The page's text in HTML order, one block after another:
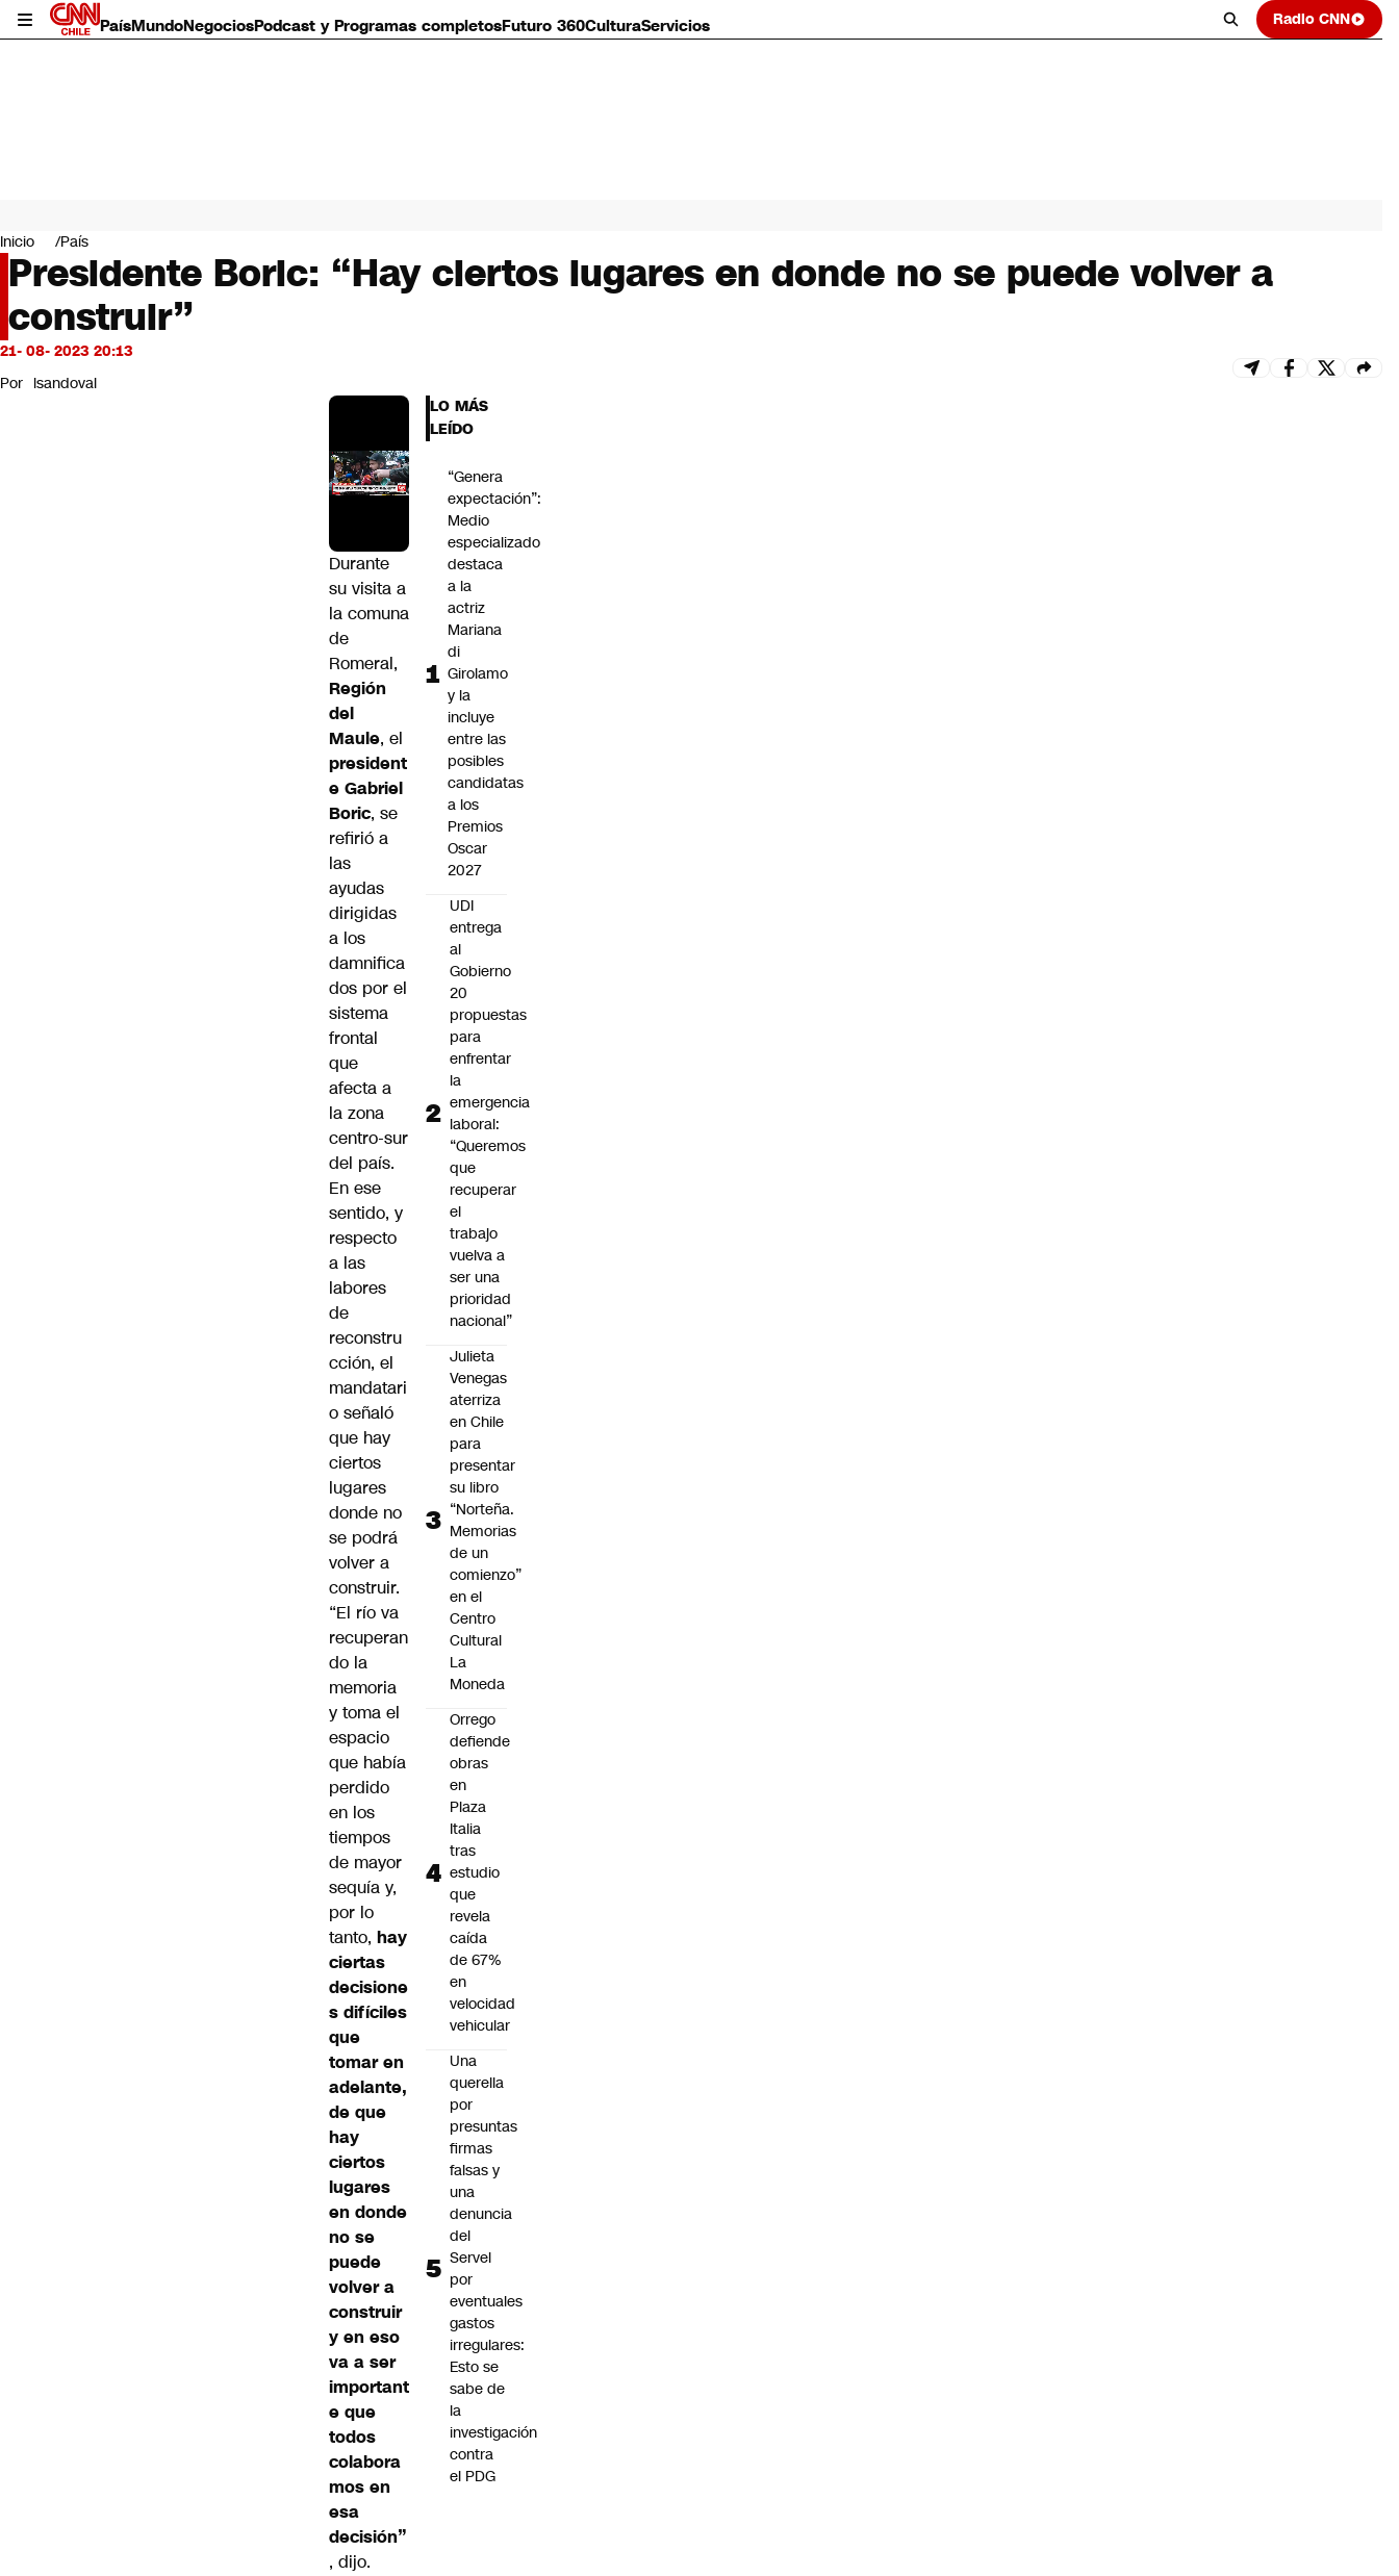
PaísMundoNegociosPodcast y Programas completosFuturo 360CulturaServicios Radio CNN
Mundo
Negocios
Deportes
Programas completos
Cultura
Servicios
Bits
CNN Data
Inicio País
Presidente Boric: “Hay ciertos lugares en donde no se puede volver a
construir”
21- 08- 2023 20:13
Por lsandoval
Durante
su visita a
la comuna
de
Romeral,
Región
del
Maule, el
president
e Gabriel
Boric, se
refirió a
las
ayudas
dirigidas
a los
damnifica
dos por el
sistema
frontal
que
afecta a
la zona
centro-sur
del país.
En ese
sentido, y
respecto
a las
labores
de
reconstru
cción, el
mandatari
o señaló
que hay
ciertos
lugares
donde no
se podrá
volver a
construir.
“El río va
recuperan
do la
memoria
y toma el
espacio
que había
perdido
en los
tiempos
de mayor
sequía y,
por lo
tanto, hay
ciertas
decisione
s difíciles
que
tomar en
adelante,
de que
hay
ciertos
lugares
en donde
no se
puede
volver a
construir
y en eso
va a ser
important
e que
todos
colabora
mos en
esa
decisión”
, dijo.
LO MÁS
LEÍDO
“Genera
expectación”:
Medio
especializado
destaca
a la
actriz
Mariana
di
Girolamo
y la
incluye
entre las
posibles
candidatas
a los
Premios
Oscar
2027
UDI
entrega
al
Gobierno
20
propuestas
para
enfrentar
la
emergencia
laboral:
“Queremos
que
recuperar
el
trabajo
vuelva a
ser una
prioridad
nacional”
Julieta
Venegas
aterriza
en Chile
para
presentar
su libro
“Norteña.
Memorias
de un
comienzo”
en el
Centro
Cultural
La
Moneda
Orrego
defiende
obras
en
Plaza
Italia
tras
estudio
que
revela
caída
de 67%
en
velocidad
vehicular
Una
querella
por
presuntas
firmas
falsas y
una
denuncia
del
Servel
por
eventuales
gastos
irregulares:
Esto se
sabe de
la
investigación
contra
el PDG